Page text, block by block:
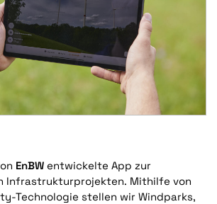
EnBW entwickelte App zur
Infrastrukturprojekten. Mithilfe von
Technologie stellen wir Windparks,